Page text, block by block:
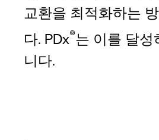
교환을 최적화하는
다. PDx®는 이를 달성
니다.